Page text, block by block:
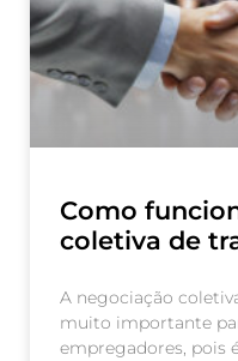
Como
coletiva de
A negociação
muito importante
empregadores, pois